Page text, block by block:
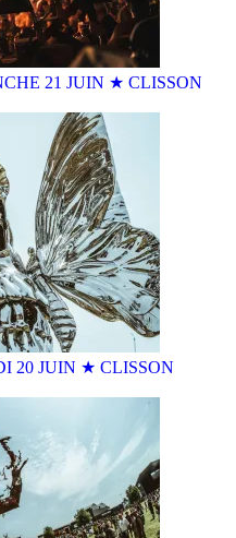
21 JUIN ★ CLISSON
20 JUIN ★ CLISSON